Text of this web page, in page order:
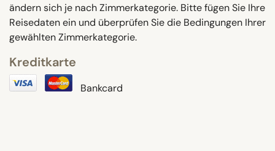
ändern sich je nach Zimmerkategorie. Bitte fügen Sie Ihre
Reisedaten ein und überprüfen Sie die Bedingungen Ihrer
gewählten Zimmerkategorie.
Kreditkarte
Bankcard